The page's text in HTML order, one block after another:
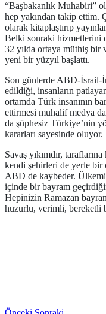
“Başbakanlık Muhabiri”
hep yakından takip ettim.
olarak kitaplaştırıp
Belki sonraki hizmetlerini
32 yılda ortaya müthiş bir
yeni bir yüzyıl başlattı.
Son günlerde ABD-İsrail-
edildiği, insanların
ortamda Türk insanının
ettirmesi muhalif medya
da şüphesiz Türkiye’nin
kararları sayesinde oluyor.
Savaş yıkımdır,
kendi şehirleri de yerle bir
ABD de kaybeder.
içinde bir bayram
Hepinizin Ramazan
huzurlu, verimli, bereketli